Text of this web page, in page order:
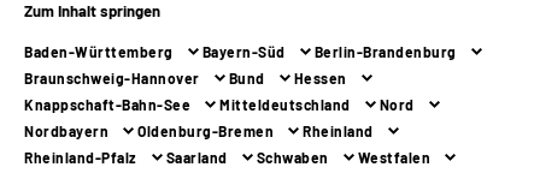
Inhalte in Gebärdensprache (DGS)
Leichte Sprache
Zum Inhalt springen
Baden-Württemberg Bayern-Süd
Berlin-Brandenburg
Braunschweig-Hannover
Bund
Hessen
Knappschaft-Bahn-See
Mitteldeutschland
Nord
Nordbayern
Oldenburg-Bremen
Rheinland
Rheinland-Pfalz
Saarland Schwaben Westfalen